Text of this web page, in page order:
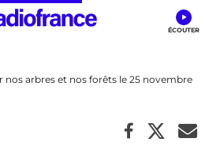
nos arbres et nos forêts le 25 novembre